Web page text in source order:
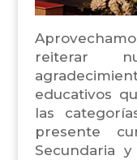
reiterar
educativos
las
presente
Secundaria